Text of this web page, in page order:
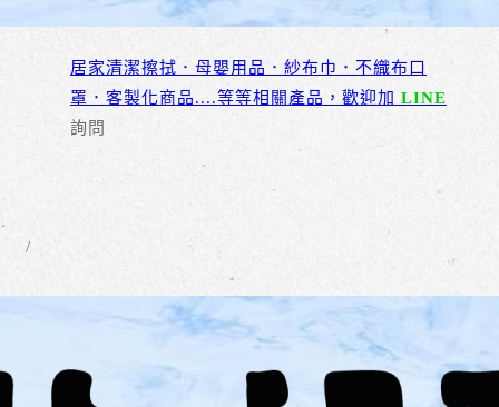
居家清潔擦拭．母嬰用品．紗布巾．不織布口
罩．客製化商品....等等相關產品，歡迎加 LINE
詢問
/